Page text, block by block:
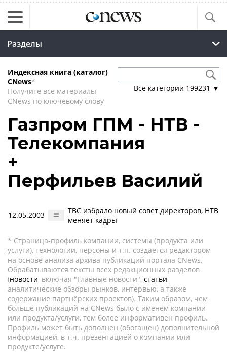
Разделы
Индексная книга (каталог)
CNews*
Получите все материалы
CNews по ключевому слову
Все категории 199231 ▼
Газпром ГПМ - НТВ -
Телекомпания
+
Перфильев Василий
12.05.2003
ТВС избрало новый совет директоров, НТВ
меняет кадры
* Страница-профиль компании, системы (продукта или
услуги), технологии, персоны и т.п. создается редактором
на основе анализа архива публикаций портала CNews.
Обрабатываются тексты всех редакционных разделов
(новости, включая "Главные новости", статьи,
аналитические обзоры рынков, интервью, а также
содержание партнёрских проектов). Таким образом, чем
больше публикаций на CNews было с именем компании
или продукта/услуги, тем более информативен профиль.
Профиль может быть дополнен (обогащен) дополнительной
информацией, в т.ч. презентацией о компании или
продукте/услуге.